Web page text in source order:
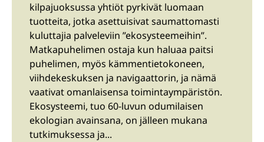
kilpajuoksussa yhtiöt pyrkivät luomaan
tuotteita, jotka asettuisivat saumattomasti
kuluttajia palveleviin ”ekosysteemeihin”.
Matkapuhelimen ostaja kun haluaa paitsi
puhelimen, myös kämmentietokoneen,
viihdekeskuksen ja navigaattorin, ja nämä
vaativat omanlaisensa toimintaympäristön.
Ekosysteemi, tuo 60-luvun odumilaisen
ekologian avainsana, on jälleen mukana
tutkimuksessa ja...